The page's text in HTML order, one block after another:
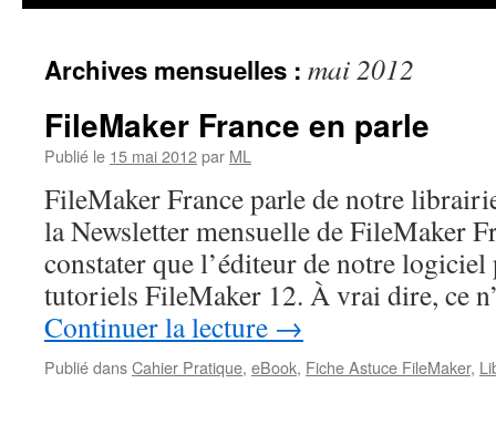
Archives mensuelles : mai 2012
FileMaker France en parle
Publié le 15 mai 2012par ML
FileMaker France parle de notre
la Newsletter mensuelle de FileMaker
constater que l’éditeur de notre logiciel
tutoriels FileMaker 12. À vrai dire, ce
Continuer la lecture →
Publié dansCahier Pratique, eBook, Fiche Astuce FileMaker,